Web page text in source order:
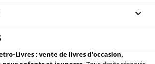

Livres : vente de livres d'occasion,